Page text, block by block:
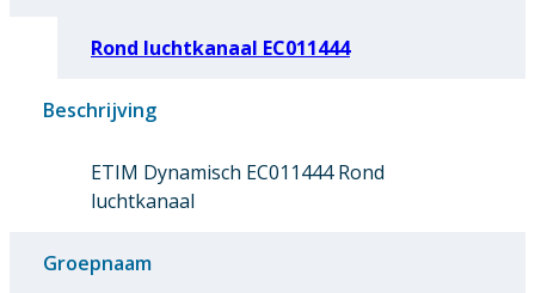
Rond luchtkanaal EC011444
Beschrijving
ETIM Dynamisch EC011444 Rond
luchtkanaal
Groepnaam